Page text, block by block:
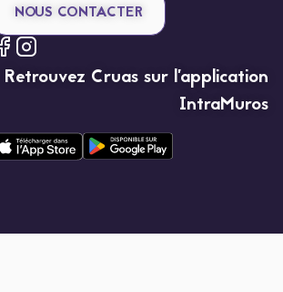
NOUS CONTACTER
Retrouvez Cruas sur l’application
IntraMuros